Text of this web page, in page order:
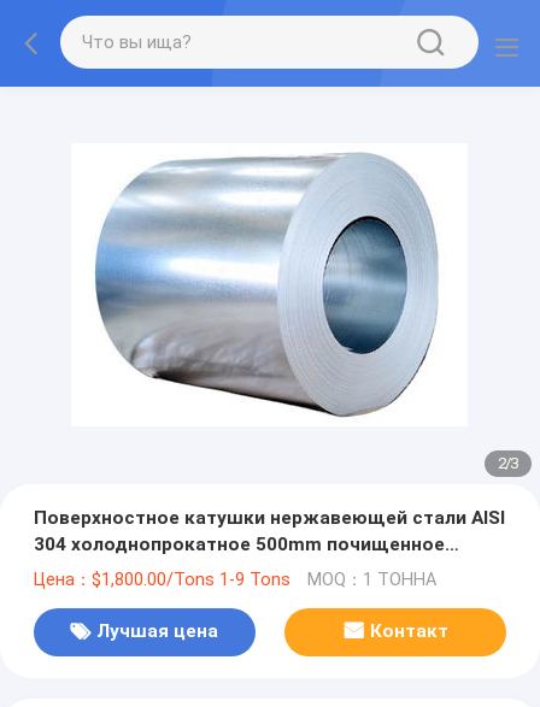
2/3
Поверхностное катушки нержавеющей стали AISI
304 холоднопрокатное 500mm почищенное
щеткой
Цена：$1,800.00/Tons 1-9 Tons MOQ：1 ТОННА
Лучшая цена Контакт